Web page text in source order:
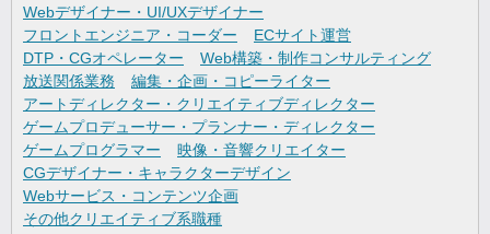
Webデザイナー・UI/UXデザイナー
フロントエンジニア・コーダー
ECサイト運営
DTP・CGオペレーター
Web構築・制作コンサルティング
放送関係業務
編集・企画・コピーライター
アートディレクター・クリエイティブディレクター
ゲームプロデューサー・プランナー・ディレクター
ゲームプログラマー
映像・音響クリエイター
CGデザイナー・キャラクターデザイン
Webサービス・コンテンツ企画
その他クリエイティブ系職種